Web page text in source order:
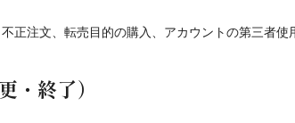
正注文、転売目的の購入、アカウントの第三者使
・終了）